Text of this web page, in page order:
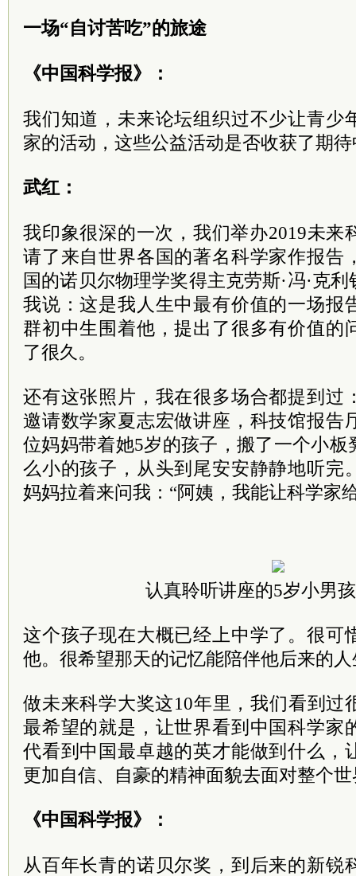
一场“自讨苦吃”的旅途
《中国科学报》：
我们知道，未来论坛组织过不少让青少
家的活动，这些公益活动是否收获了期
武红：
我印象很深的一次，我们举办2019未来
请了来自世界各国的著名科学家作报告
国的诺贝尔物理学奖得主克劳斯·冯·克
我说：这是我人生中最有价值的一场报
群初中生围着他，提出了很多有价值的
了很久。
还有这张照片，我在很多场合都提到过
邀请数学家夏志宏做讲座，科技馆报告
位妈妈带着她5岁的孩子，搬了一个小
么小的孩子，从头到尾安安静静地听完
妈妈拉着来问我：“阿姨，我能让科学家
认真聆听讲座的5岁小男
这个孩子现在大概已经上中学了。很可
他。很希望那天的记忆能陪伴他后来的
做未来科学大奖这10年里，我们看到过
最希望的就是，让世界看到中国科学家
代看到中国最卓越的英才能做到什么，
更加自信、自豪的精神面貌去面对整个
《中国科学报》：
从百年长青的诺贝尔奖，到后来的新锐